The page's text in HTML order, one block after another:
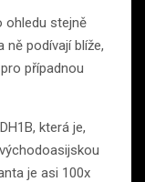
ohledu stejně
ně podívají blíže,
případnou
která je,
je asi 100x